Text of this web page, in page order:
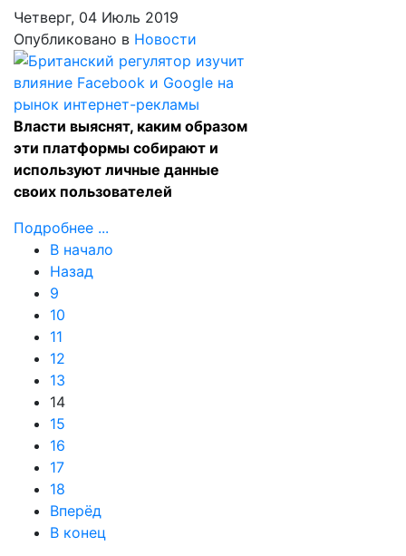
Четверг, 04 Июль 2019
Опубликовано в Новости
Власти выяснят, каким образом
эти платформы собирают и
используют личные данные
своих пользователей
Подробнее ...
В начало
Назад
9
10
11
12
13
14
15
16
17
18
Вперёд
В конец